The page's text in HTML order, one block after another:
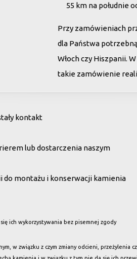
55 km na południe
Przy zamówieniach
dla Państwa
Włoch czy Hiszpanii.
takie zamówienie
kontakt
lub dostarczenia naszym
do montażu i konserwacji kamienia
ich wykorzystywania bez pisemnej zgody
w związku z czym zmiany odcieni, przeżylenia